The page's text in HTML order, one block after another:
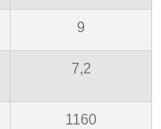
9
7,2
1160